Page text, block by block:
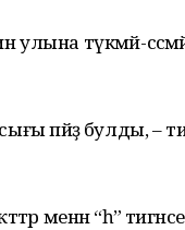
түкмәй-
пәйҙә булды, –
менән “һә”